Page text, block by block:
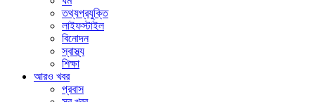
তথ্যপ্রযুক্তি
লাইফস্টাইল
বিনোদন
স্বাস্থ্য
শিক্ষা
আরও খবর
প্রবাস